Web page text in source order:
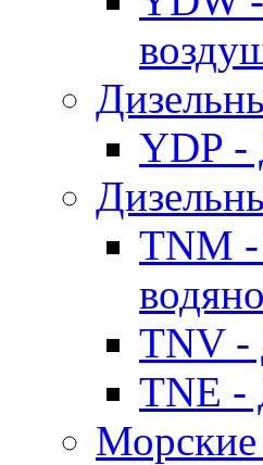
YDP -
TNM -
TNV -
TNE -
Морские